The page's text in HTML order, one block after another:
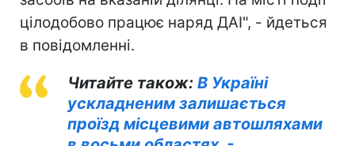
цілодобово працює наряд ДАІ", - йдеться
в повідомленні.
Читайте також: В Україні
ускладненим залишається
проїзд місцевими автошляхами